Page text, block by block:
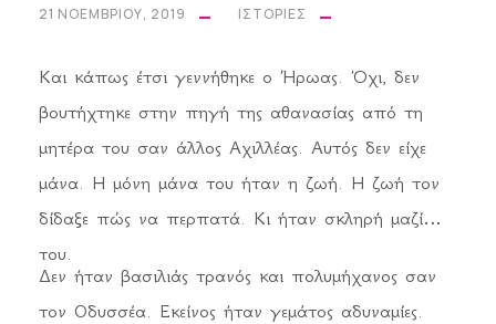
21 ΝΟΕΜΒΡΊΟΥ, 2019 ΙΣΤΟΡΊΕΣ
Kαι κάπως έτσι γεννήθηκε ο Ήρωας. Όχι, δεν
βουτήχτηκε στην πηγή της αθανασίας από τη
μητέρα του σαν άλλος Αχιλλέας. Αυτός δεν είχε
μάνα. Η μόνη μάνα του ήταν η ζωή. Η ζωή τον
δίδαξε πώς να περπατά. Κι ήταν σκληρή μαζί
του.
Δεν ήταν βασιλιάς τρανός και πολυμήχανος σαν
τον Οδυσσέα. Εκείνος ήταν γεμάτος αδυναμίες.